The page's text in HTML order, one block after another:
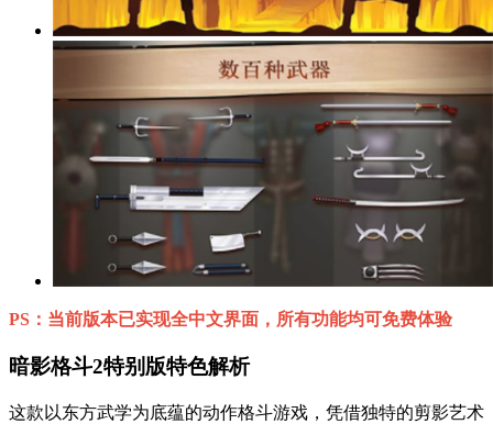
PS：当前版本已实现全中文界面，所有功能均可免费体验
暗影格斗2特别版特色解析
这款以东方武学为底蕴的动作格斗游戏，凭借独特的剪影艺术